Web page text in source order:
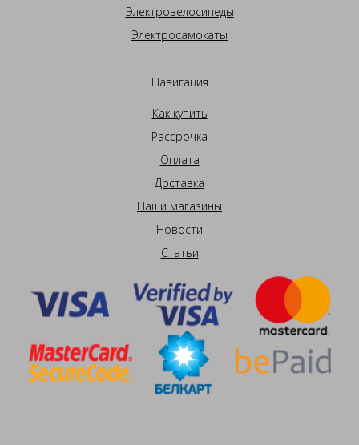
Электровелосипеды
Электросамокаты
Навигация
Как купить
Рассрочка
Оплата
Доставка
Наши магазины
Новости
Статьи